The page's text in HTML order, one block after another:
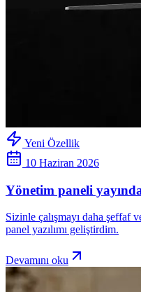
Yeni Özellik
10 Haziran 2026
Yönetim paneli
Sizinle çalışmayı daha şeffaf
panel yazılımı geliştirdim.
Devamını oku